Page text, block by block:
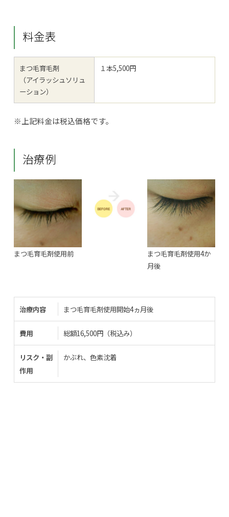
料金表
まつ毛育毛剤
（アイラッシュソリュ
ーション）
１本5,500円
※上記料金は税込価格です。
治療例
まつ毛育毛剤使用前
まつ毛育毛剤使用4か
月後
治療内容 まつ毛育毛剤使用開始4ヵ月後
費用 総額16,500円（税込み）
リスク・副
作用
かぶれ、色素沈着